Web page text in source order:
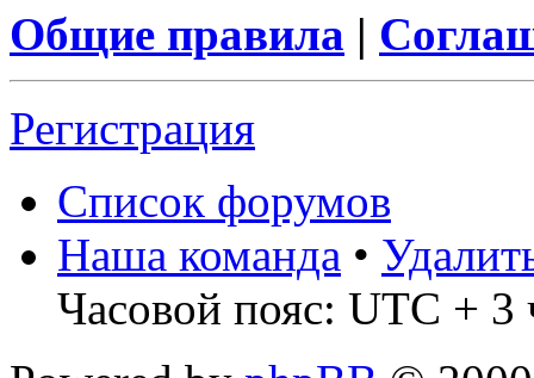
Общие правила |
Регистрация
Список форумов
Наша команда •
Часовой пояс: UTC + 3